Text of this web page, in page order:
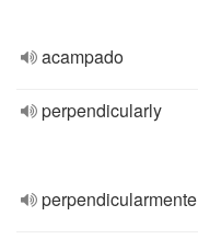
acampado
perpendicularly
perpendicularmente